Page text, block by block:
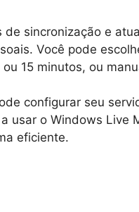
sincronização e
Você pode
15 minutos, ou
configurar seu
usar o Windows Live
eficiente.